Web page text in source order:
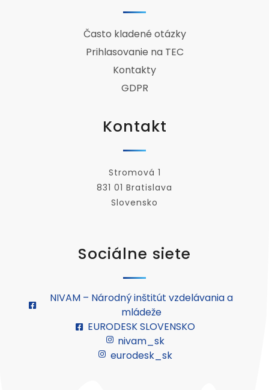
Často kladené otázky
Prihlasovanie na TEC
Kontakty
GDPR
Kontakt
Stromová 1
831 01 Bratislava
Slovensko
Sociálne siete
NIVAM – Národný inštitút vzdelávania a
mládeže
EURODESK SLOVENSKO
nivam_sk
eurodesk_sk